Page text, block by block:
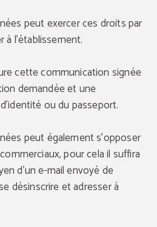
peut exercer ces droits par
à l'établissement.
cette communication signée
demandée et une
ou du passeport.
peut également s'opposer
pour cela il suffira
d'un e-mail envoyé de
désinscrire et adresser à